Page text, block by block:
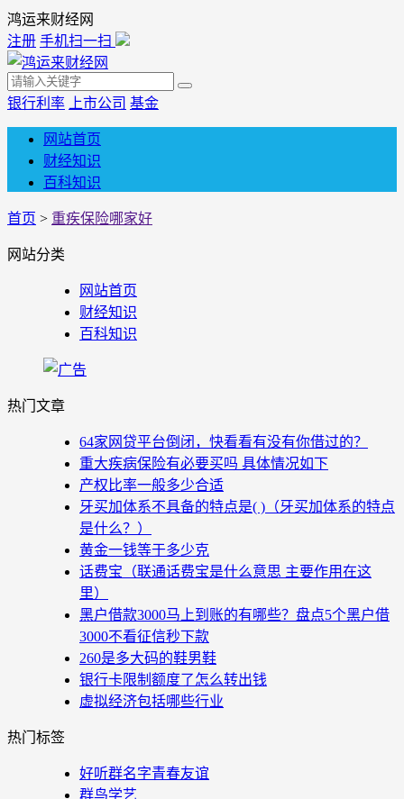
鸿运来财经网
注册 手机扫一扫
银行利率 上市公司 基金
网站首页
财经知识
百科知识
首页 > 重疾保险哪家好
网站分类
网站首页
财经知识
百科知识
热门文章
64家网贷平台倒闭，快看看有没有你借过的？
重大疾病保险有必要买吗 具体情况如下
产权比率一般多少合适
牙买加体系不具备的特点是( )（牙买加体系的特点
是什么？）
黄金一钱等于多少克
话费宝（联通话费宝是什么意思 主要作用在这
里）
黑户借款3000马上到账的有哪些？盘点5个黑户借
3000不看征信秒下款
260是多大码的鞋男鞋
银行卡限制额度了怎么转出钱
虚拟经济包括哪些行业
热门标签
好听群名字青春友谊
群鸟学艺